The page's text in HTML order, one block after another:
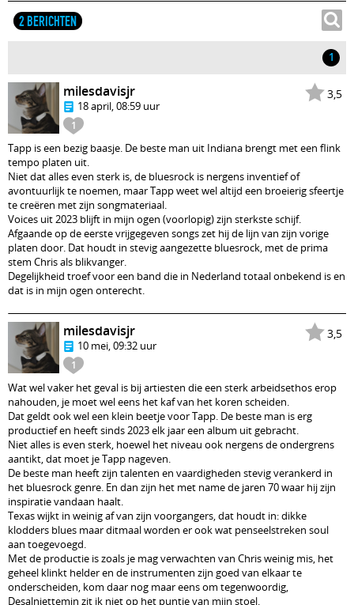
2 BERICHTEN
1
3,5
1
milesdavisjr
18 april, 08:59 uur
Tapp is een bezig baasje. De beste man uit Indiana brengt met een flink
tempo platen uit.
Niet dat alles even sterk is, de bluesrock is nergens inventief of
avontuurlijk te noemen, maar Tapp weet wel altijd een broeierig sfeertje
te creëren met zijn songmateriaal.
Voices uit 2023 blijft in mijn ogen (voorlopig) zijn sterkste schijf.
Afgaande op de eerste vrijgegeven songs zet hij de lijn van zijn vorige
platen door. Dat houdt in stevig aangezette bluesrock, met de prima
stem Chris als blikvanger.
Degelijkheid troef voor een band die in Nederland totaal onbekend is en
dat is in mijn ogen onterecht.
3,5
1
milesdavisjr
10 mei, 09:32 uur
Wat wel vaker het geval is bij artiesten die een sterk arbeidsethos erop
nahouden, je moet wel eens het kaf van het koren scheiden.
Dat geldt ook wel een klein beetje voor Tapp. De beste man is erg
productief en heeft sinds 2023 elk jaar een album uit gebracht.
Niet alles is even sterk, hoewel het niveau ook nergens de ondergrens
aantikt, dat moet je Tapp nageven.
De beste man heeft zijn talenten en vaardigheden stevig verankerd in
het bluesrock genre. En dan zijn het met name de jaren 70 waar hij zijn
inspiratie vandaan haalt.
Texas wijkt in weinig af van zijn voorgangers, dat houdt in: dikke
klodders blues maar ditmaal worden er ook wat penseelstreken soul
aan toegevoegd.
Met de productie is zoals je mag verwachten van Chris weinig mis, het
geheel klinkt helder en de instrumenten zijn goed van elkaar te
onderscheiden, kom daar nog maar eens om tegenwoordig,
Desalniettemin zit ik niet op het puntje van mijn stoel.